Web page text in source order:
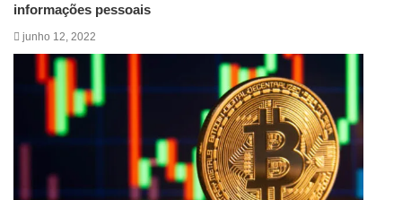
informações pessoais
junho 12, 2022